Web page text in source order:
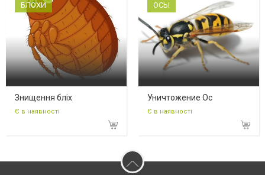
БЛОХИ
Знищення бліх
Є в наявності
ОСЫ
Уничтожение Ос
Є в наявності